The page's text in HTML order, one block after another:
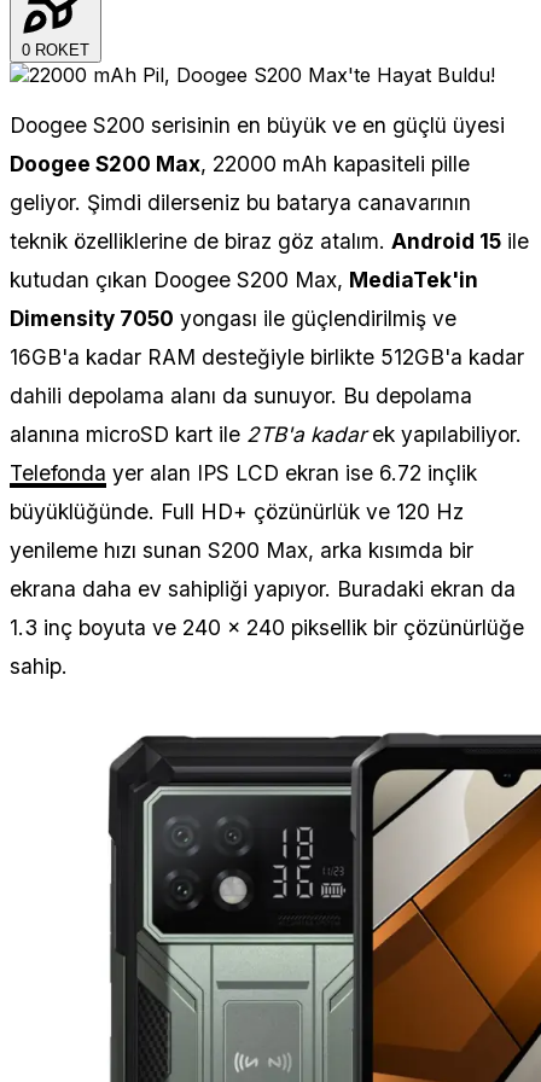
0 ROKET
Doogee S200 serisinin en büyük ve en güçlü üyesi
Doogee S200 Max, 22000 mAh kapasiteli pille
geliyor. Şimdi dilerseniz bu batarya canavarının
teknik özelliklerine de biraz göz atalım. Android 15 ile
kutudan çıkan Doogee S200 Max, MediaTek'in
Dimensity 7050 yongası ile güçlendirilmiş ve
16GB'a kadar RAM desteğiyle birlikte 512GB'a kadar
dahili depolama alanı da sunuyor. Bu depolama
alanına microSD kart ile 2TB'a kadarek yapılabiliyor.
Telefonda yer alan IPS LCD ekran ise 6.72 inçlik
büyüklüğünde. Full HD+ çözünürlük ve 120 Hz
yenileme hızı sunan S200 Max, arka kısımda bir
ekrana daha ev sahipliği yapıyor. Buradaki ekran da
1.3 inç boyuta ve 240 x 240 piksellik bir çözünürlüğe
sahip.